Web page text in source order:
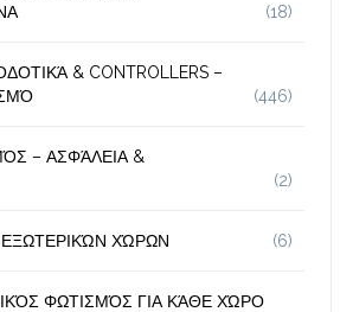
(18)
& CONTROLLERS –
(446)
– ΑΣΦΆΛΕΙΑ &
(2)
ΧΏΡΩΝ (6)
ΦΩΤΙΣΜΌΣ ΓΙΑ ΚΆΘΕ ΧΏΡΟ